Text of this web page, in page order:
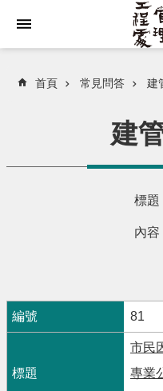
首頁 常見問答 建
建
標題
內容
81
市民
專業